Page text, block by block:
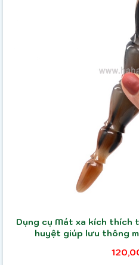
Dụng cụ Mát xa kích thích
huyệt giúp lưu thông